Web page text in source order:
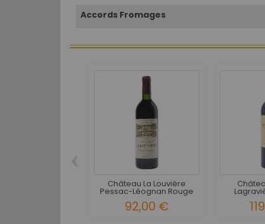
Accords Fromages
Château La Louvière
Pessac-Léognan Rouge
1986
92,00 €